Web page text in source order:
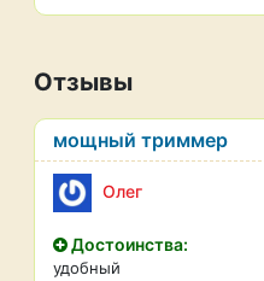
Отзывы
мощный триммер
Олег
Достоинства:
удобный